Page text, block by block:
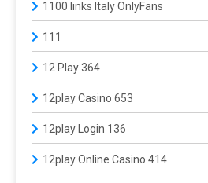
1100 links Italy OnlyFans
111
12 Play 364
12play Casino 653
12play Login 136
12play Online Casino 414